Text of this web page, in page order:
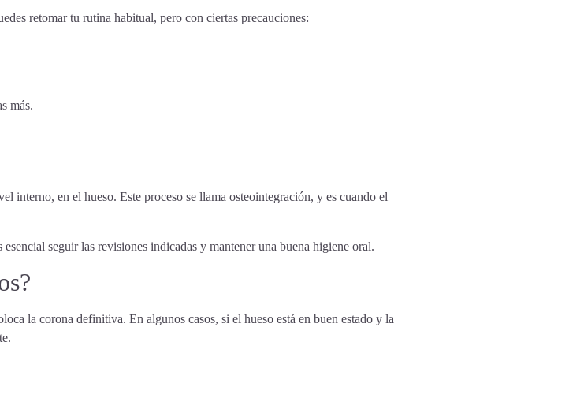
retomar tu rutina habitual, pero con ciertas precauciones:
más.
interno, en el hueso. Este proceso se llama osteointegración, y es cuando el
seguir las revisiones indicadas y mantener una buena higiene oral.
la corona definitiva. En algunos casos, si el hueso está en buen estado y la